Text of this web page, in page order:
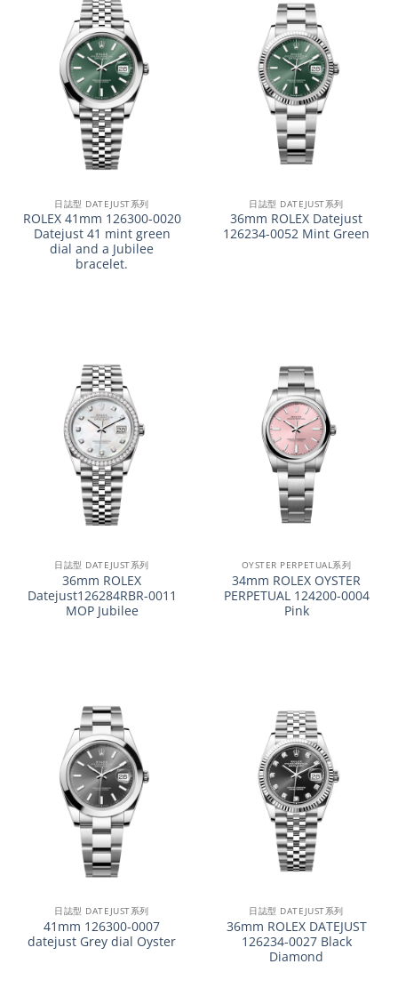
日誌型 DATEJUST系列
ROLEX 41mm 126300-0020
Datejust 41 mint green
dial and a Jubilee
bracelet.
日誌型 DATEJUST系列
36mm ROLEX Datejust
126234-0052 Mint Green
日誌型 DATEJUST系列
36mm ROLEX
Datejust126284RBR-0011
MOP Jubilee
OYSTER PERPETUAL系列
34mm ROLEX OYSTER
PERPETUAL 124200-0004
Pink
日誌型 DATEJUST系列
41mm 126300-0007
datejust Grey dial Oyster
日誌型 DATEJUST系列
36mm ROLEX DATEJUST
126234-0027 Black
Diamond